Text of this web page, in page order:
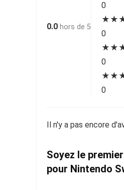
0.0 hors de 5
0
★ ★
0
★ ★
0
★ ★
0
Il n'y a pas encore
Soyez le
pour Nintendo